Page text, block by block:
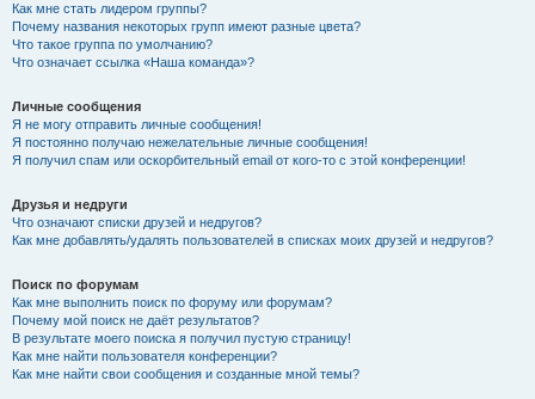
Как мне стать лидером группы?
Почему названия некоторых групп имеют разные цвета?
Что такое группа по умолчанию?
Что означает ссылка «Наша команда»?
Личные сообщения
Я не могу отправить личные сообщения!
Я постоянно получаю нежелательные личные сообщения!
Я получил спам или оскорбительный email от кого-то с этой конференции!
Друзья и недруги
Что означают списки друзей и недругов?
Как мне добавлять/удалять пользователей в списках моих друзей и недругов?
Поиск по форумам
Как мне выполнить поиск по форуму или форумам?
Почему мой поиск не даёт результатов?
В результате моего поиска я получил пустую страницу!
Как мне найти пользователя конференции?
Как мне найти свои сообщения и созданные мной темы?